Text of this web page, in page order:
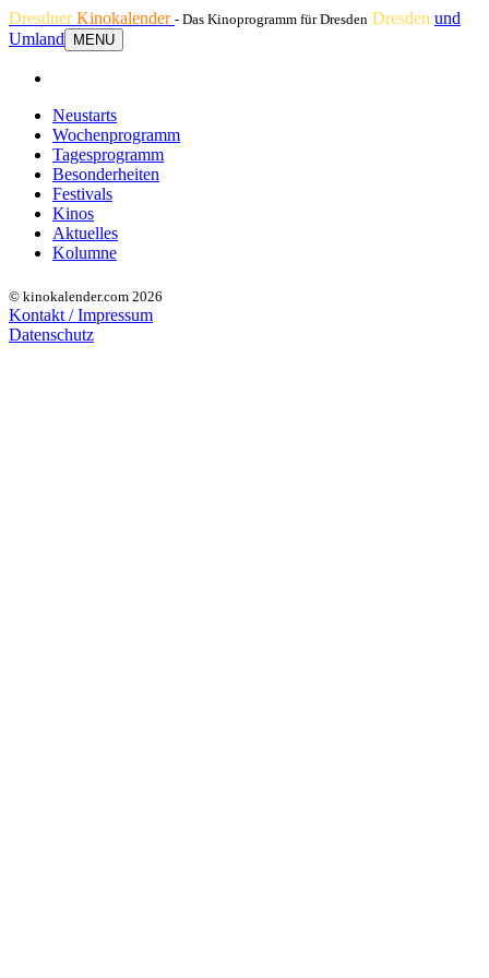
DresdnerKinokalender - Das Kinoprogramm für Dresden Dresden und
Umland
MENU
Neustarts
Wochenprogramm
Tagesprogramm
Besonderheiten
Festivals
Kinos
Aktuelles
Kolumne
© kinokalender.com 2026
Kontakt / Impressum
Datenschutz